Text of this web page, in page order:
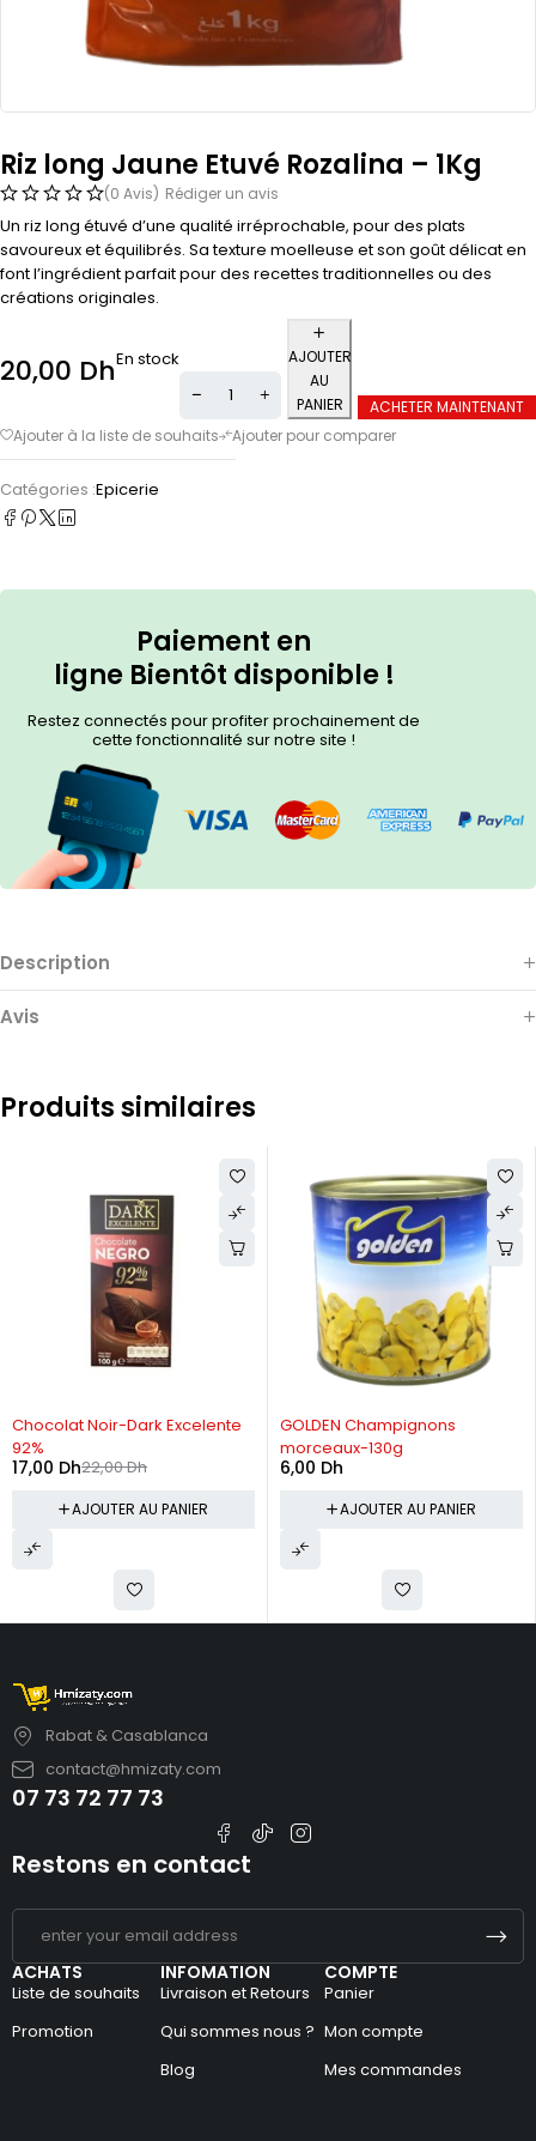
Riz long Jaune Etuvé Rozalina – 1Kg
(0 Avis) Rédiger un avis
Un riz long étuvé d’une qualité irréprochable, pour des plats
savoureux et équilibrés. Sa texture moelleuse et son goût délicat en
font l’ingrédient parfait pour des recettes traditionnelles ou des
créations originales.
20,00 DhEn stock
AJOUTER
AU
PANIER
ACHETER MAINTENANT
Catégories :Epicerie
Paiement en
ligne Bientôt disponible !
Restez connectés pour profiter prochainement de
cette fonctionnalité sur notre site !
Description
Avis
Produits similaires
Chocolat Noir-Dark Excelente
92%
22,00Dh
17,00 Dh
AJOUTER AU PANIER
GOLDEN Champignons
morceaux-130g
6,00 Dh
AJOUTER AU PANIER
Rabat & Casablanca
contact@hmizaty.com
07 73 72 77 73
ACHATS
Liste de souhaits
Promotion
INFOMATION
Livraison et Retours
Qui sommes nous ?
Blog
COMPTE
Panier
Mon compte
Mes commandes
Restons en contact